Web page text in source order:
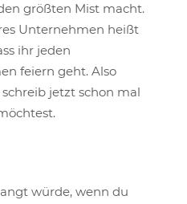
größten Mist macht.
Unternehmen heißt
ihr jeden
feiern geht. Also
jetzt schon mal
würde, wenn du